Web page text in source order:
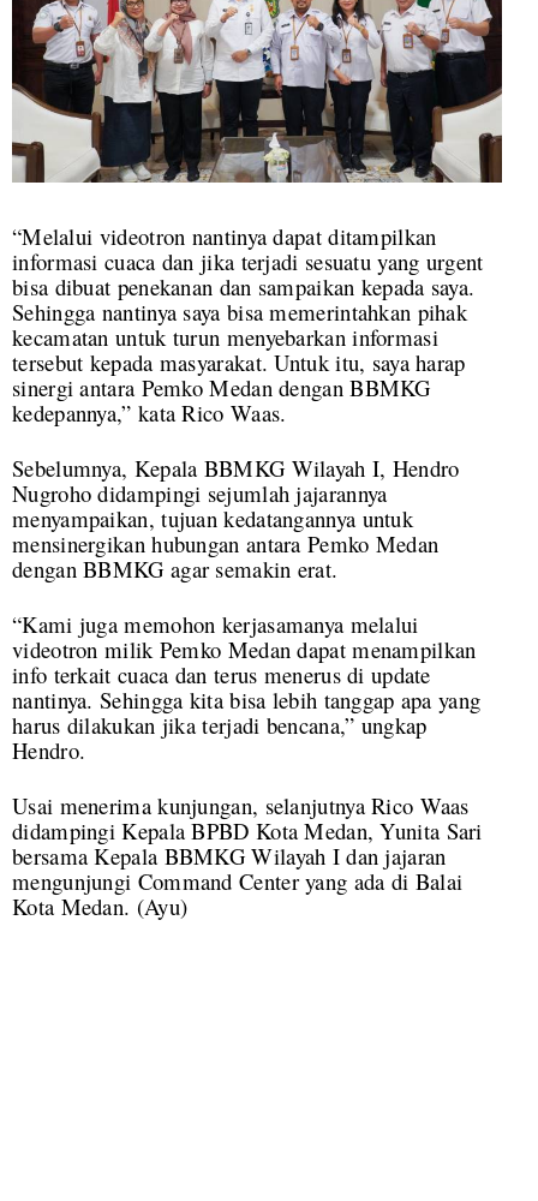
“Melalui videotron nantinya dapat ditampilkan
informasi cuaca dan jika terjadi sesuatu yang urgent
bisa dibuat penekanan dan sampaikan kepada saya.
Sehingga nantinya saya bisa memerintahkan pihak
kecamatan untuk turun menyebarkan informasi
tersebut kepada masyarakat. Untuk itu, saya harap
sinergi antara Pemko Medan dengan BBMKG
kedepannya,” kata Rico Waas.
Sebelumnya, Kepala BBMKG Wilayah I, Hendro
Nugroho didampingi sejumlah jajarannya
menyampaikan, tujuan kedatangannya untuk
mensinergikan hubungan antara Pemko Medan
dengan BBMKG agar semakin erat.
“Kami juga memohon kerjasamanya melalui
videotron milik Pemko Medan dapat menampilkan
info terkait cuaca dan terus menerus di update
nantinya. Sehingga kita bisa lebih tanggap apa yang
harus dilakukan jika terjadi bencana,” ungkap
Hendro.
Usai menerima kunjungan, selanjutnya Rico Waas
didampingi Kepala BPBD Kota Medan, Yunita Sari
bersama Kepala BBMKG Wilayah I dan jajaran
mengunjungi Command Center yang ada di Balai
Kota Medan. (Ayu)